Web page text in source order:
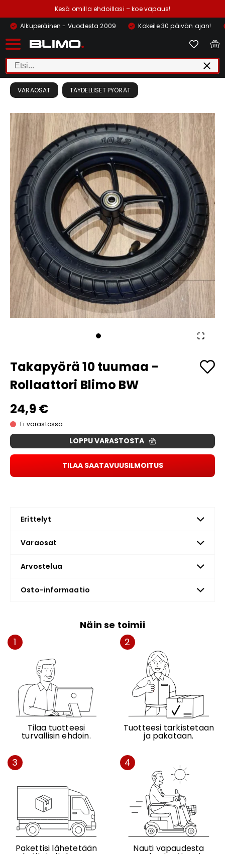
Kesä omilla ehdoillasi – koe vapaus!
Alkuperäinen - Vuodesta 2009
Kokeile 30 päivän ajan!
VARAOSAT TÄYDELLISET PYÖRÄT
Takapyörä 10 tuumaa -
Rollaattori Blimo BW
24,9 €
Ei varastossa
LOPPU VARASTOSTA
TILAA SAATAVUUSILMOITUS
Erittelyt
Varaosat
Arvostelua
Osto-informaatio
Näin se toimii
1
Tilaa tuotteesi
turvallisin ehdoin.
2
Tuotteesi tarkistetaan
ja pakataan.
3
Pakettisi lähetetään
4
Nauti vapaudesta